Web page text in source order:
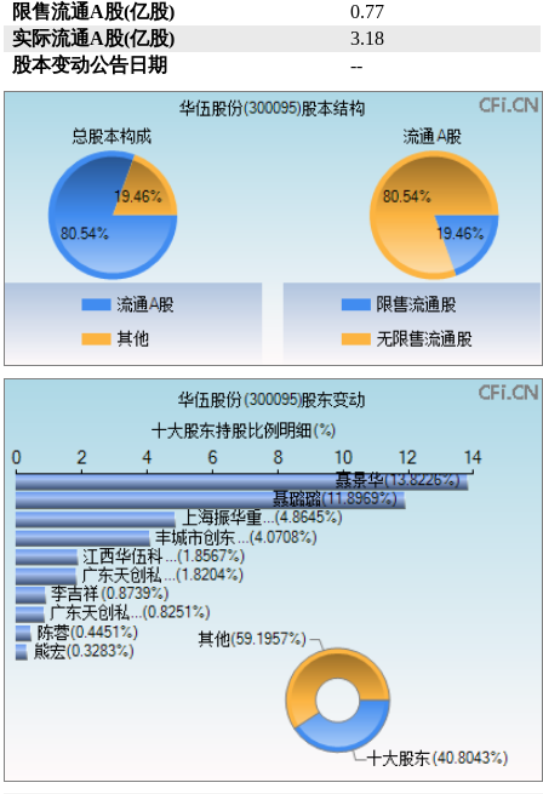
限售流通A股(亿股)
0.77
实际流通A股(亿股)
3.18
股本变动公告日期
--